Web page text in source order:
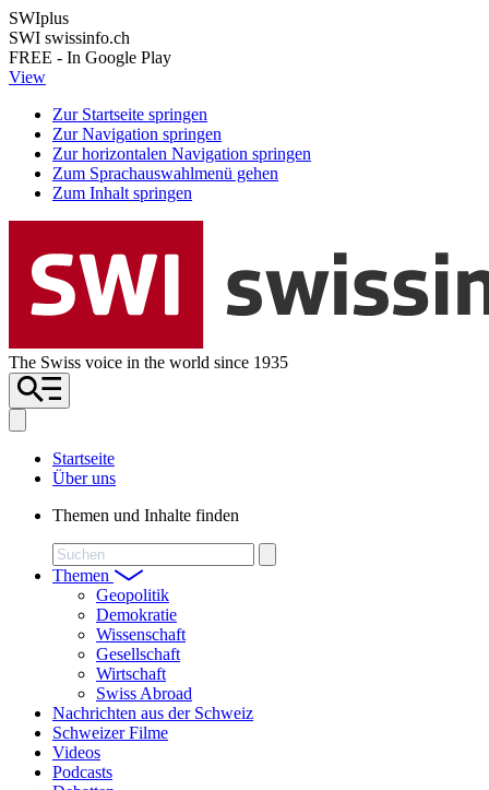
SWIplus
SWI swissinfo.ch
FREE - In Google Play
View
Zur Startseite springen
Zur Navigation springen
Zur horizontalen Navigation springen
Zum Sprachauswahlmenü gehen
Zum Inhalt springen
The Swiss voice in the world since 1935
Startseite
Über uns
Themen und Inhalte finden
Suchen
Themen
Geopolitik
Demokratie
Wissenschaft
Gesellschaft
Wirtschaft
Swiss Abroad
Nachrichten aus der Schweiz
Schweizer Filme
Videos
Podcasts